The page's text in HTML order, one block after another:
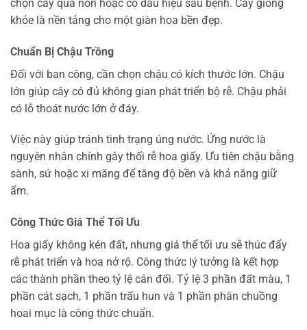
chọn cây quá non hoặc có dấu hiệu sâu bệnh. Cây giống
khỏe là nền tảng cho một giàn hoa bền đẹp.
Chuẩn Bị Chậu Trồng
Đối với ban công, cần chọn chậu có kích thước lớn. Chậu
lớn giúp cây có đủ không gian phát triển bộ rễ. Chậu phải
có lỗ thoát nước lớn ở đáy.
Việc này giúp tránh tình trạng úng nước. Ứng nước là
nguyên nhân chính gây thối rễ hoa giấy. Ưu tiên chậu bằng
sành, sứ hoặc xi măng để tăng độ bền và khả năng giữ
ẩm.
Công Thức Giá Thể Tối Ưu
Hoa giấy không kén đất, nhưng giá thể tối ưu sẽ thúc đẩy
rễ phát triển và hoa nở rộ. Công thức lý tưởng là kết hợp
các thành phần theo tỷ lệ cân đối. Tỷ lệ 3 phần đất màu, 1
phần cát sạch, 1 phần trấu hun và 1 phần phân chuồng
hoai mục là công thức chuẩn.